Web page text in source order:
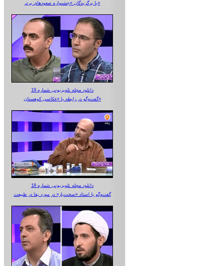
با برگزیدگان «جشنواره صعودهای برتر»
دانلود مجله تلویزیونی شماره 19
گفت‌وگو در رابطه با «عکاسی کوهستان»
دانلود مجله تلویزیونی شماره 18
گفت‌وگو با استاد «سخت‌باز» در مورد بقا در طبیعت